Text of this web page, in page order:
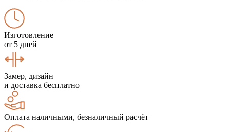
Изготовление
от 5 дней
Замер, дизайн
и доставка бесплатно
Оплата наличными, безналичный расчёт